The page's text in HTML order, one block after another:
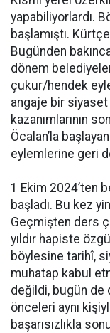
yapabiliyorlardı.
başlamıştı.
Bugünden
dönem
çukur/hendek
angaje bir siyaset
kazanımlarının
Öcalan’la
eylemlerine geri
1 Ekim 2024’ten
başladı. Bu kez
Geçmişten ders
yıldır hapiste
böylesine tarihî,
muhatap kabul
değildi, bugün de
önceleri aynı
başarısızlıkla